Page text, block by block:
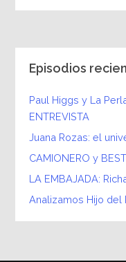
Episodios
Paul Higgs y La
ENTREVISTA
Juana Rozas: el
CAMIONERO y
LA EMBAJADA:
Analizamos Hijo del